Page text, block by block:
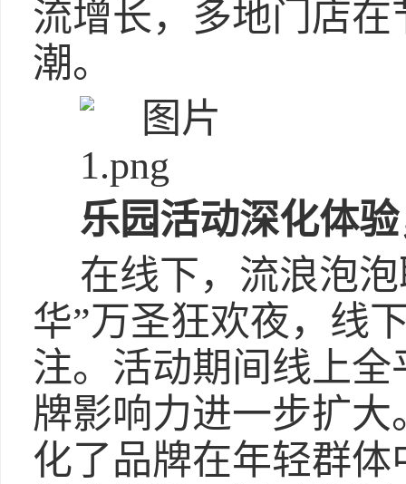
流增长，多地门店
潮。
乐园活动深化体
在线下，流浪泡
华”万圣狂欢夜，线
注。活动期间线上
牌影响力进一步扩
化了品牌在年轻群